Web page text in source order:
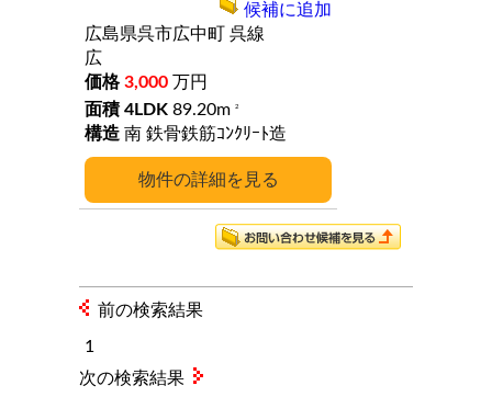
詳細
広島県呉市広中町 呉線
広
3,000 万円
4LDK 89.20m 2
南 鉄骨鉄筋ｺﾝｸﾘｰﾄ造
候補に追加
前の検索結果
1